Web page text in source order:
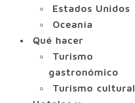
Estados Unidos
Oceanía
Qué hacer
Turismo
gastronómico
Turismo cultural